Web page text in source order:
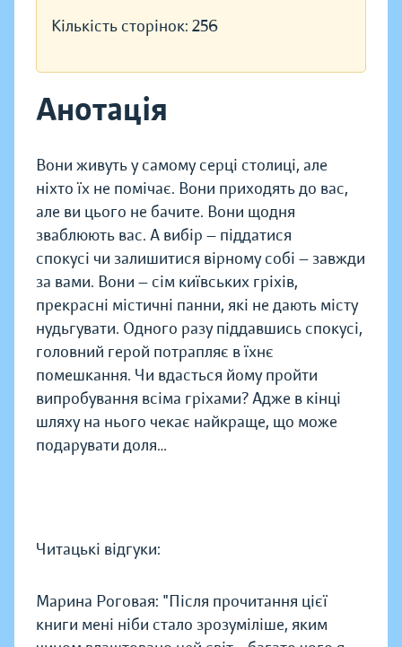
Кількість сторінок: 256
Анотація
Вони живуть у самому серці столиці, але
ніхто їх не помічає. Вони приходять до вас,
але ви цього не бачите. Вони щодня
зваблюють вас. А вибір — піддатися
спокусі чи залишитися вірному собі — завжди
за вами. Вони — сім київських гріхів,
прекрасні містичні панни, які не дають місту
нудьгувати. Одного разу піддавшись спокусі,
головний герой потрапляє в їхнє
помешкання. Чи вдасться йому пройти
випробування всіма гріхами? Адже в кінці
шляху на нього чекає найкраще, що може
подарувати доля…
Читацькі відгуки:
Марина Роговая: "Після прочитання цієї
книги мені ніби стало зрозуміліше, яким